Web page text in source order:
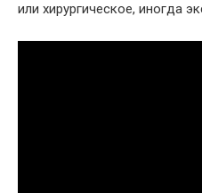
или хирургическое, иногда